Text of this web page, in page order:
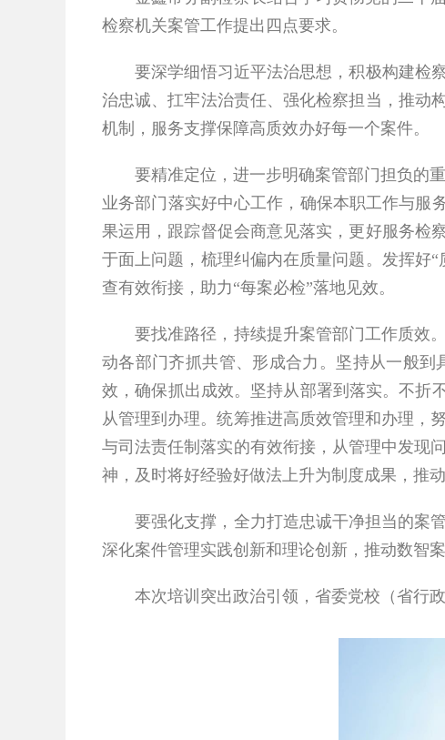
检察机关案管工作提出四点要求。
要深学细悟习近平法治思想，积极构建检
治忠诚、扛牢法治责任、强化检察担当，推动
机制，服务支撑保障高质效办好每一个案件。
要精准定位，进一步明确案管部门担负的
业务部门落实好中心工作，确保本职工作与服
果运用，跟踪督促会商意见落实，更好服务检
于面上问题，梳理纠偏内在质量问题。发挥好“
查有效衔接，助力“每案必检”落地见效。
要找准路径，持续提升案管部门工作质效。
动各部门齐抓共管、形成合力。坚持从一般
效，确保抓出成效。坚持从部署到落实。不折
从管理到办理。统筹推进高质效管理和办理，
与司法责任制落实的有效衔接，从管理中发现
神，及时将好经验好做法上升为制度成果，推
要强化支撑，全力打造忠诚干净担当的案管
深化案件管理实践创新和理论创新，推动数智
本次培训突出政治引领，省委党校（省行政